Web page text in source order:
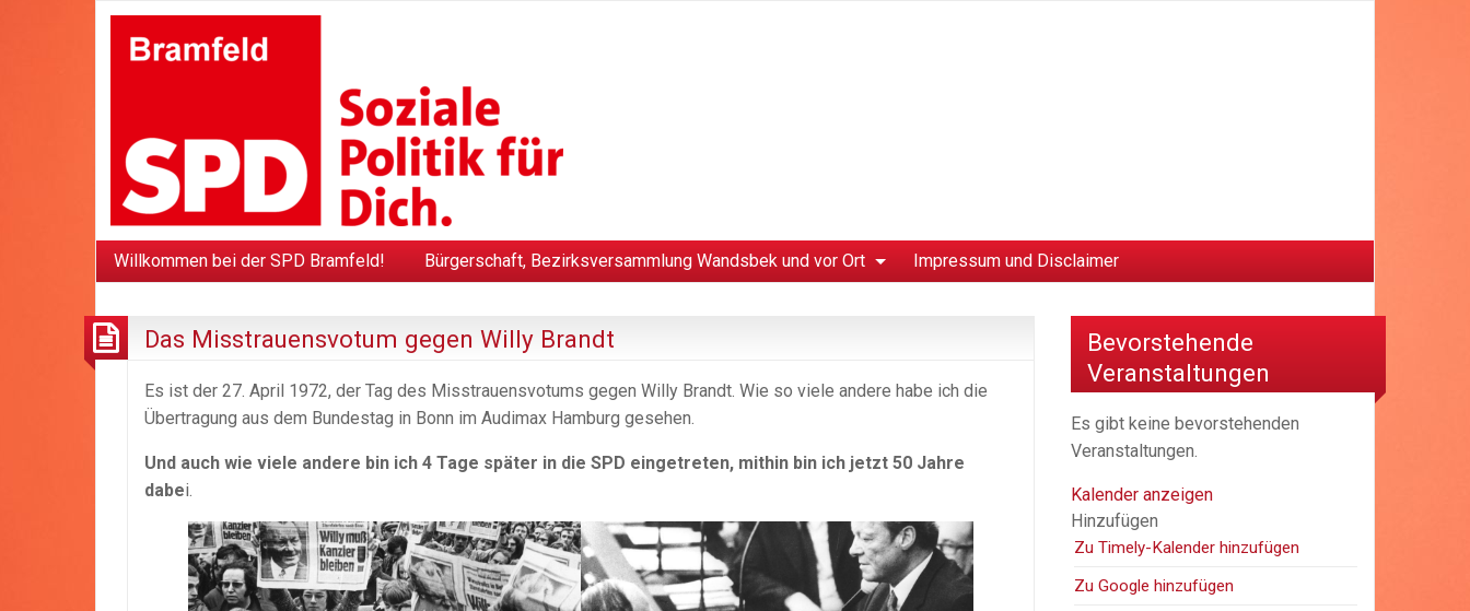
Willkommen bei der SPD Bramfeld! Bürgerschaft, Bezirksversammlung Wandsbek und vor Ort Impressum und Disclaimer
Das Misstrauensvotum gegen Willy Brandt
Es ist der 27. April 1972, der Tag des Misstrauensvotums gegen Willy Brandt. Wie so viele andere habe ich die
Übertragung aus dem Bundestag in Bonn im Audimax Hamburg gesehen.
Und auch wie viele andere bin ich 4 Tage später in die SPD eingetreten, mithin bin ich jetzt 50 Jahre
dabei.
Bevorstehende
Veranstaltungen
Es gibt keine bevorstehenden
Veranstaltungen.
Kalender anzeigen
Hinzufügen
Zu Timely-Kalender hinzufügen
Zu Google hinzufügen